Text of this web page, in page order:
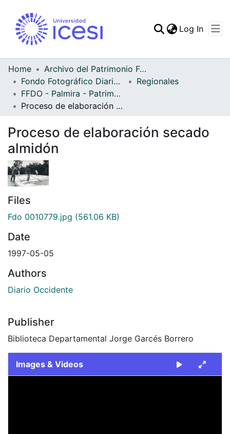
Statistics
Log In
Home
Archivo del Patrimonio Fotográfico y Fílmico del Valle del Cauca
Fondo Fotográfico Diario Occidente
Regionales
FFDO - Palmira - Patrimonial
Proceso de elaboración secado almidón
Proceso de elaboración secado
almidón
Files
Fdo 0010779.jpg (561.06 KB)
Date
1997-05-05
Authors
Diario Occidente
Publisher
Biblioteca Departamental Jorge Garcés Borrero
Images & Videos